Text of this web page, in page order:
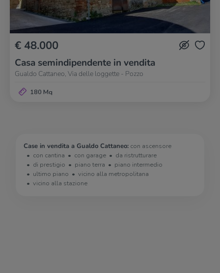
€ 48.000
Casa semindipendente in vendita
Gualdo Cattaneo, Via delle loggette - Pozzo
180 Mq
Case in vendita a Gualdo Cattaneo: con ascensore
con cantina
con garage
da ristrutturare
di prestigio
piano terra
piano intermedio
ultimo piano
vicino alla metropolitana
vicino alla stazione